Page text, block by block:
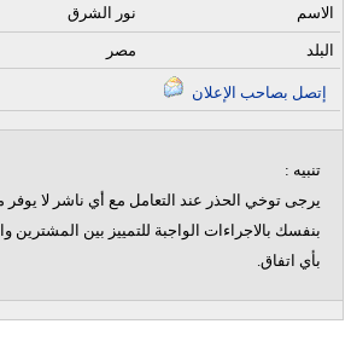
نور الشرق الاسم
مصر البلد
تنبيه :
يرجى توخي الحذر عند التعامل مع أي ناشر لا
بنفسك بالاجراءات الواجبة للتمييز بين المشترين
بأي اتفاق.